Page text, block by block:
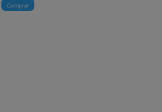
Comprar